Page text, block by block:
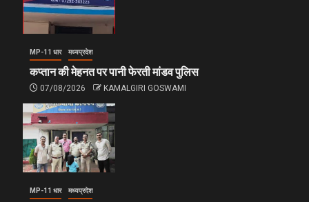
MP-11 धार मध्यप्रदेश
कप्तान की मेहनत पर पानी फेरती मांडव पुलिस
07/08/2026 KAMALGIRI GOSWAMI
MP-11 धार मध्यप्रदेश